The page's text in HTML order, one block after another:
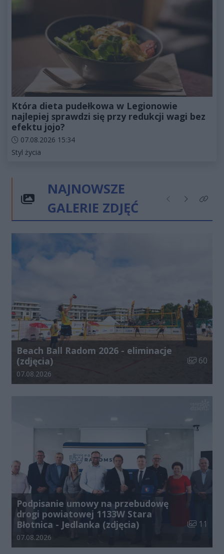
Która dieta pudełkowa w Legionowie
najlepiej sprawdzi się przy redukcji wagi bez
efektu jojo?
Data dodania artykułu:
07.08.2026 15:34
Kategorie artykułu:
Styl życia
NAJNOWSZE
GALERIE ZDJĘĆ
Poprzednie
NastępneKliknij
Beach Ball Radom 2026 - eliminacje
(zdjęcia)
Liczba
60
Data dodania galerii:
07.08.2026
Podpisanie umowy na przebudowę
drogi powiatowej 1133W Stara
Błotnica - Jedlanka (zdjęcia)
Liczba
11
Data dodania galerii:
07.08.2026